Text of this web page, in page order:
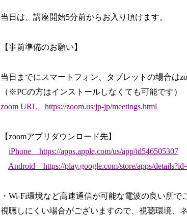
当日は、講座開始5分前からお入り頂けます。
【事前準備のお願い】
当日までにスマートフォン、タブレットの場合は
（※PCの方はインストールしなくても可能です）
zoom URL https://zoom.us/jp-jp/meetings.html
【zoomアプリダウンロード先】
iPhone https://apps.apple.com/us/app/id546505307
Android https://play.google.com/store/apps/
・Wi-Fi環境など高速通信が可能な電波の良い所
視聴しにくい場合がございますので、視聴環境、